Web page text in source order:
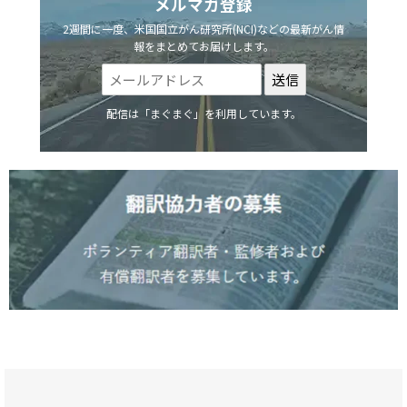
2週間に一度、米国国立がん研究所(NCI)などの最新がん情
報をまとめてお届けします。
配信は「まぐまぐ」を利用しています。